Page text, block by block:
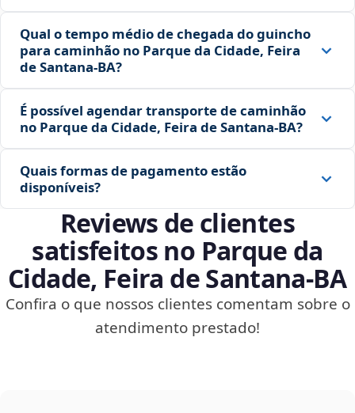
Qual o tempo médio de chegada do guincho
para caminhão no Parque da Cidade, Feira
de Santana‑BA?
É possível agendar transporte de caminhão
no Parque da Cidade, Feira de Santana‑BA?
Quais formas de pagamento estão
disponíveis?
Reviews de clientes
satisfeitos no Parque da
Cidade, Feira de Santana‑BA
Confira o que nossos clientes comentam sobre o
atendimento prestado!